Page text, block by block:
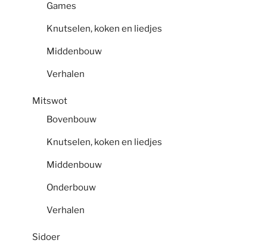
Games
Knutselen, koken en liedjes
Middenbouw
Verhalen
Mitswot
Bovenbouw
Knutselen, koken en liedjes
Middenbouw
Onderbouw
Verhalen
Sidoer